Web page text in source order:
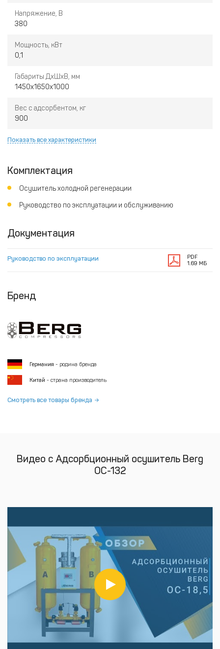
Напряжение, В
380
Мощность, кВт
0,1
Габариты ДхШхВ, мм
1450х1650х1000
Вес с адсорбентом, кг
900
Показать все характеристики
Комплектация
Осушитель холодной регенерации
Руководство по эксплуатации и обслуживанию
Документация
Руководство по эксплуатации
PDF
1.69 МБ
Бренд
Германия - родина бренда
Китай - страна производитель
Смотреть все товары бренда
Видео с Адсорбционный осушитель Berg
ОС-132